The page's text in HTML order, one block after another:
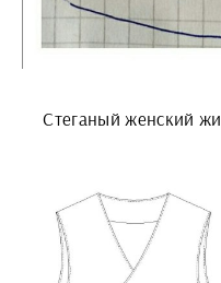
Стеганый женский